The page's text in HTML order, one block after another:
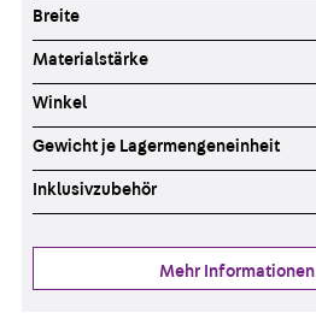
Breite
Materialstärke
Winkel
Gewicht je Lagermengeneinheit
Inklusivzubehör
Mehr Informationen